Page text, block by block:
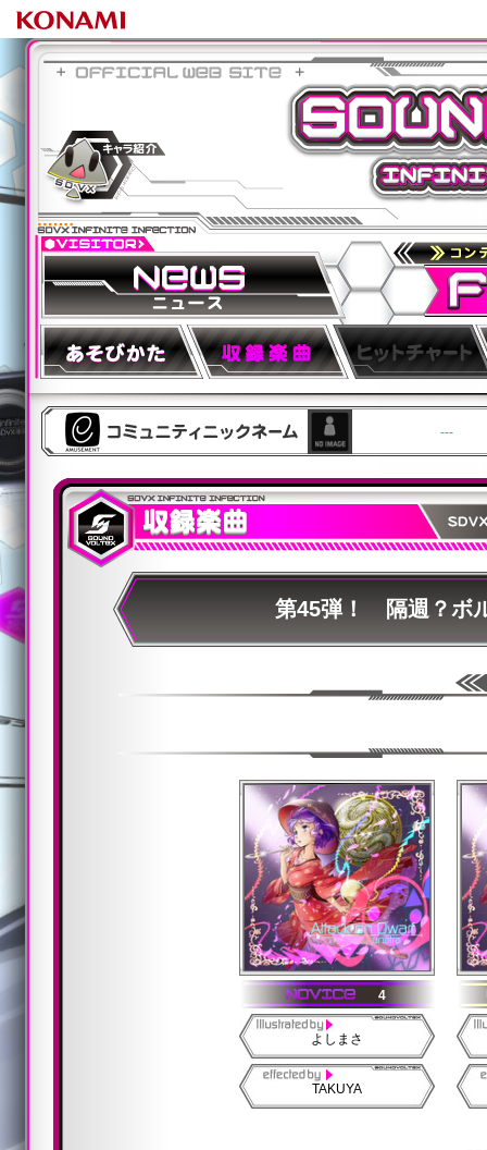
SOUND VOLTEX -infinite infection-
キャラ紹介
ニュース FLOOR
HOW to PLAY 収録楽曲
---
第45弾！ 隔週？ボ
4
よしまさ
TAKUYA